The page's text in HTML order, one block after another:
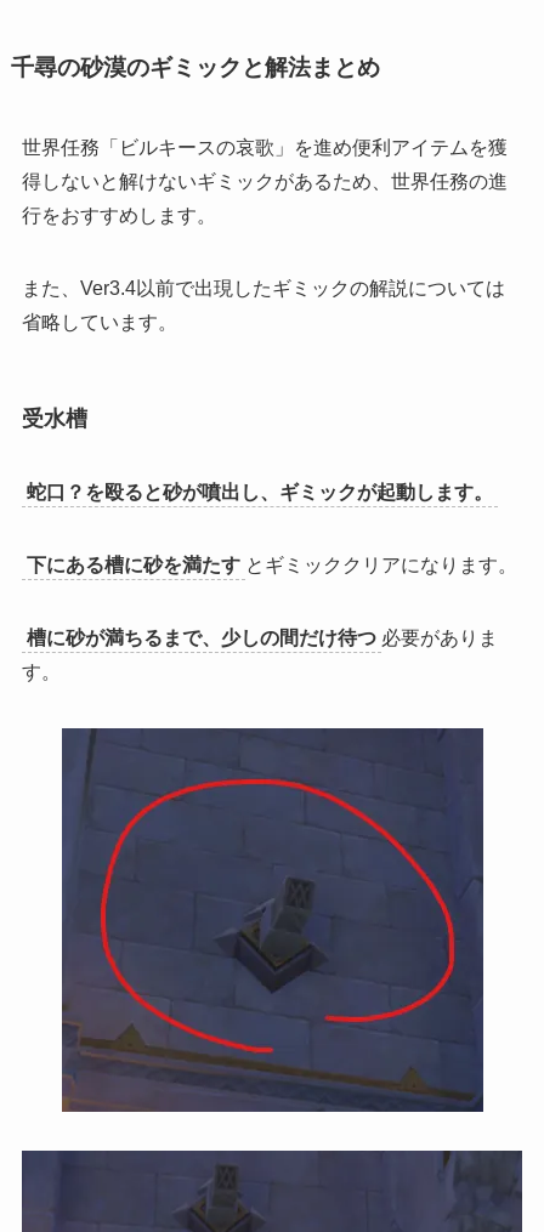
千尋の砂漠のギミックと解法まとめ
世界任務「ビルキースの哀歌」を進め便利アイテムを獲
得しないと解けないギミックがあるため、世界任務の進
行をおすすめします。
また、Ver3.4以前で出現したギミックの解説については
省略しています。
受水槽
蛇口？を殴ると砂が噴出し、ギミックが起動します。
下にある槽に砂を満たす とギミッククリアになります。
槽に砂が満ちるまで、少しの間だけ待つ 必要がありま
す。